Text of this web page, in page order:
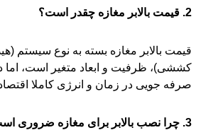
2. قیمت بالابر مغازه چقدر است؟
قیمت بالابر مغازه بسته به نوع سیستم
کششی)، ظرفیت و ابعاد متغیر است، اما
صرفه جویی در زمان و انرژی کاملا
3. چرا نصب بالابر برای مغازه ضروری است؟